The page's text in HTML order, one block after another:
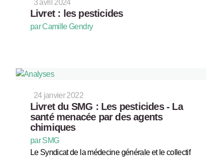
3 avril 2024
Livret : les pesticides
par Camille Gendry
24 janvier 2022
Livret du SMG : Les pesticides - La
santé menacée par des agents
chimiques
par SMG
Le Syndicat de la médecine générale et le collectif